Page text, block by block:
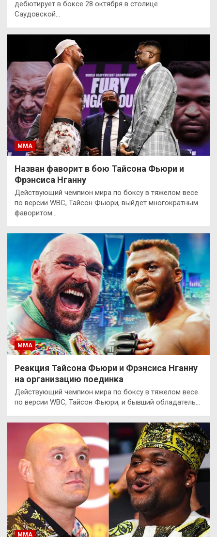
дебютирует в боксе 28 октября в столице
Саудовской…
ММА
Назван фаворит в бою Тайсона Фьюри и
Фрэнсиса Нганну
Действующий чемпион мира по боксу в тяжелом весе
по версии WBC, Тайсон Фьюри, выйдет многократным
фаворитом…
ММА
Реакция Тайсона Фьюри и Фрэнсиса Нганну
на организацию поединка
Действующий чемпион мира по боксу в тяжелом весе
по версии WBC, Тайсон Фьюри, и бывший обладатель…
ММА